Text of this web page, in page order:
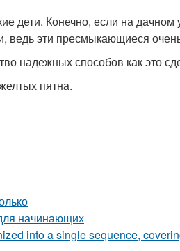
дети. Конечно, если на дачном
ведь эти пресмыкающиеся
надежных способов как это
пятна.
начинающих
into a single sequence,